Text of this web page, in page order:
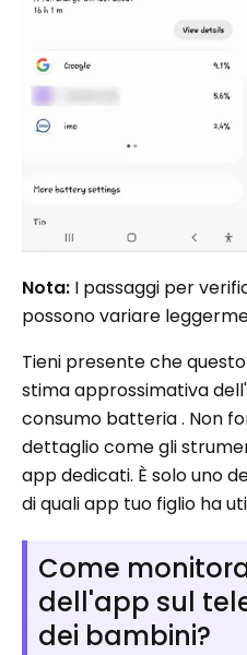
Nota: I passaggi per
possono variare
Tieni presente che
stima approssimativa
consumo batteria . Non
dettaglio come gli
app dedicati. È solo uno
di quali app tuo figlio ha
Come
dell'app sul
dei bambini?